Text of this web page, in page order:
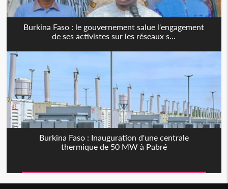
Burkina Faso : le gouvernement salue l'engagement
de ses activistes sur les réseaux s...
Burkina Faso : Inauguration d'une centrale
thermique de 50 MW à Pabré